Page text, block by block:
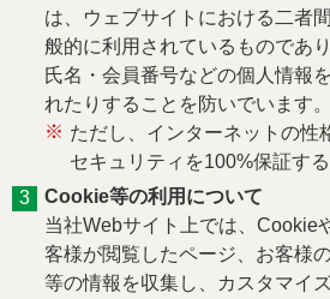
は、ウェブサイトにおける二者
般的に利用されているものであ
氏名・会員番号などの個人情報
れたりすることを防いでいます。
※ ただし、インターネットの性
セキュリティを100%保証す
Cookie等の利用について
当社Webサイト上では、Cookie
客様が閲覧したページ、お客様
等の情報を収集し、カスタマイ